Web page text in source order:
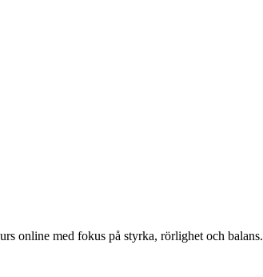
online med fokus på styrka, rörlighet och balans.